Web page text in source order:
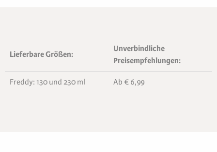
Lieferbare Größen:
Unverbindliche
Preisempfehlungen:
Freddy: 130 und 230 ml Ab € 6,99